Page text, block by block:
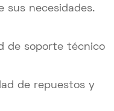
sus necesidades.
de soporte técnico
de repuestos y